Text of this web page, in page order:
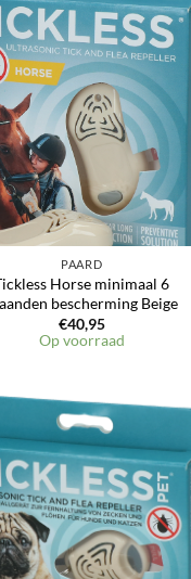
Toevoegen
aan
verlanglijst
PAARD
Horse minimaal 6
bescherming Beige
€40,95
Op voorraad
aan